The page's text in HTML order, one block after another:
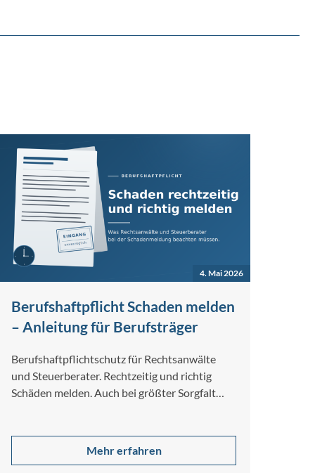
4. Mai 2026
Berufshaftpflicht Schaden melden
– Anleitung für Berufsträger
Berufshaftpflichtschutz für Rechtsanwälte
und Steuerberater. Rechtzeitig und richtig
Schäden melden. Auch bei größter Sorgfalt
Mehr erfahren